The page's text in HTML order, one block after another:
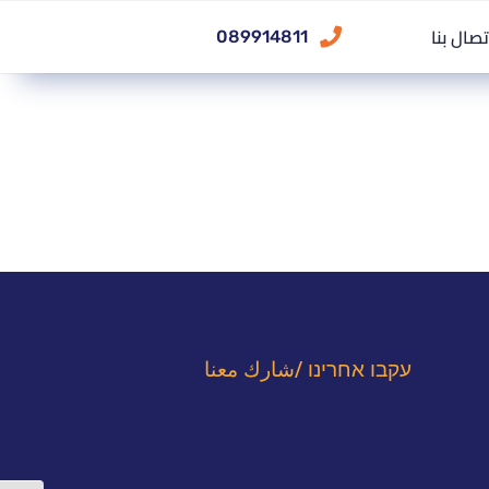
بنا 089914811
עקבו אחרינו /شارك معنا